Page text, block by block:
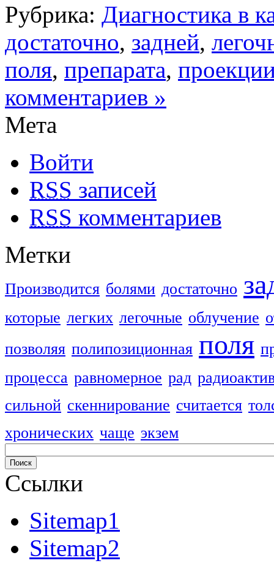
Рубрика: Диагностика в
достаточно, задней,
поля, препарата,
комментариев »
Мета
Войти
RSS записей
RSS комментариев
Метки
Производится болями достаточно
которые легких легочные облучение
позволяя полипозиционная поля
процесса равномерное рад
сильной скеннирование считается
хронических чаще экзем
Ссылки
Sitemap1
Sitemap2